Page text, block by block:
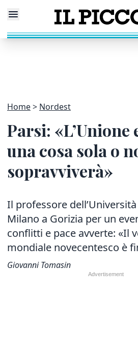
Home Nordest
Parsi: «L’Unione
una cosa sola o
sopravviverà»
Il professore
Milano a Gorizia per un
conflitti e pace avverte: «Il
mondiale novecentesco è
Giovanni Tomasin